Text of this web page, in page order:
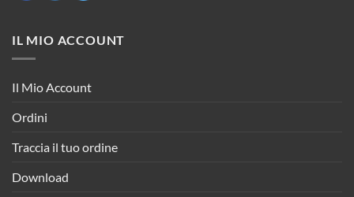
IL MIO ACCOUNT
Il Mio Account
Ordini
Traccia il tuo ordine
Download